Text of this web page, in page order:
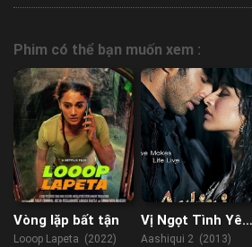
Phim có thể bạn muốn xem :
Vòng lặp bất tận
Looop Lapeta (2022)
Vị Ngọt Tình Yêu
2
Aashiqui 2 (2013)